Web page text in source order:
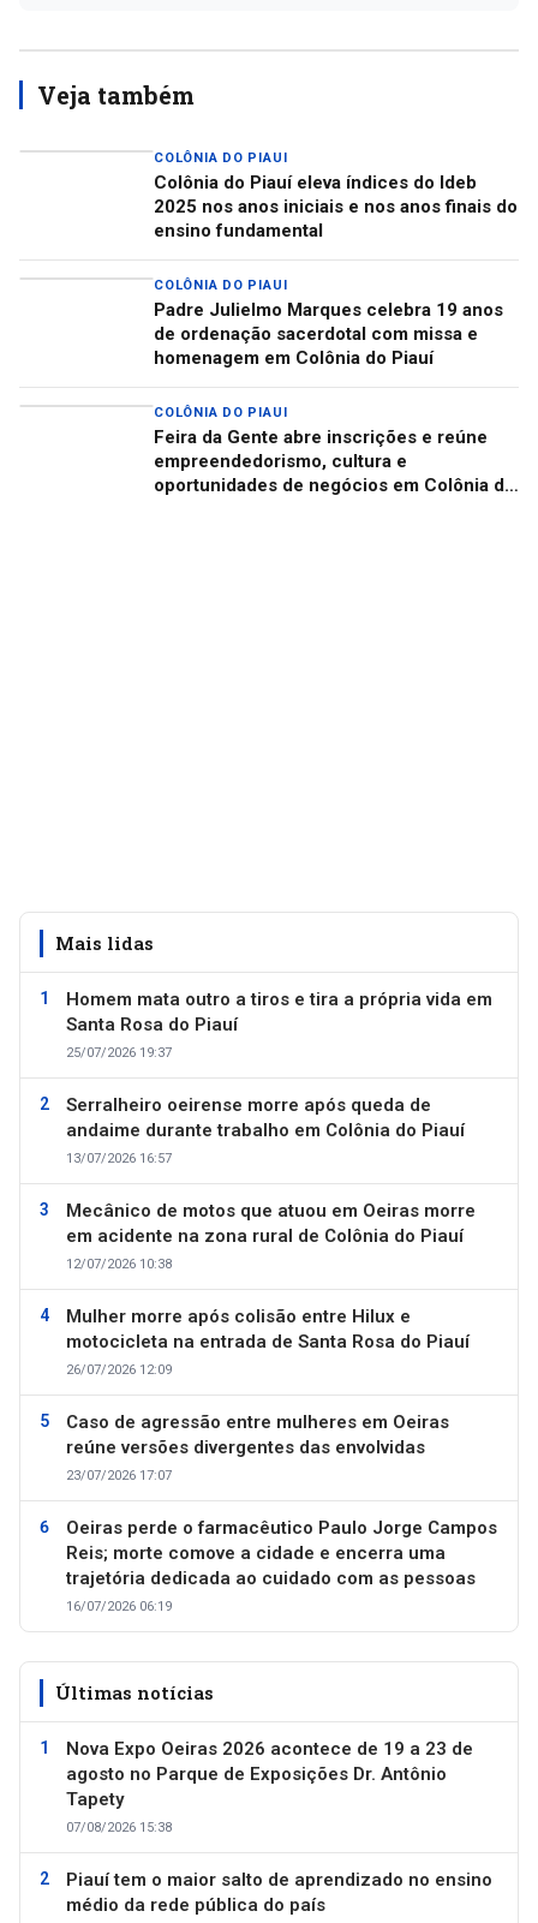
Veja também
COLÔNIA DO PIAUI
Colônia do Piauí eleva índices do Ideb
2025 nos anos iniciais e nos anos finais do
ensino fundamental
COLÔNIA DO PIAUI
Padre Julielmo Marques celebra 19 anos
de ordenação sacerdotal com missa e
homenagem em Colônia do Piauí
COLÔNIA DO PIAUI
Feira da Gente abre inscrições e reúne
empreendedorismo, cultura e
oportunidades de negócios em Colônia do
Mais lidas
Homem mata outro a tiros e tira a própria vida em
Santa Rosa do Piauí
25/07/2026 19:37
Serralheiro oeirense morre após queda de
andaime durante trabalho em Colônia do Piauí
13/07/2026 16:57
Mecânico de motos que atuou em Oeiras morre
em acidente na zona rural de Colônia do Piauí
12/07/2026 10:38
Mulher morre após colisão entre Hilux e
motocicleta na entrada de Santa Rosa do Piauí
26/07/2026 12:09
Caso de agressão entre mulheres em Oeiras
reúne versões divergentes das envolvidas
23/07/2026 17:07
Oeiras perde o farmacêutico Paulo Jorge Campos
Reis; morte comove a cidade e encerra uma
trajetória dedicada ao cuidado com as pessoas
16/07/2026 06:19
Últimas notícias
Nova Expo Oeiras 2026 acontece de 19 a 23 de
agosto no Parque de Exposições Dr. Antônio
Tapety
07/08/2026 15:38
Piauí tem o maior salto de aprendizado no ensino
médio da rede pública do país